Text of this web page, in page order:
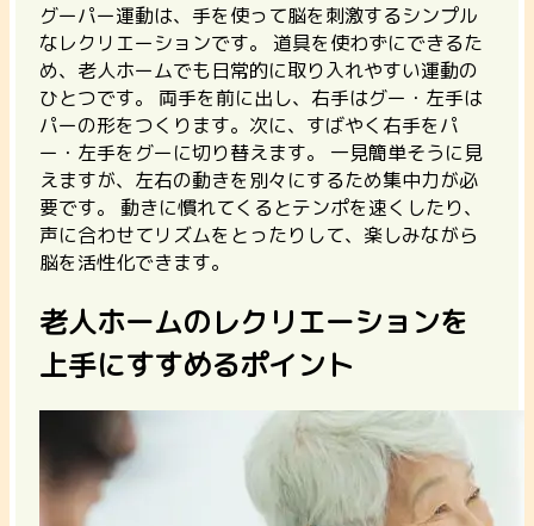
グーパー運動は、手を使って脳を刺激するシンプル
なレクリエーションです。
道具を使わずにできるた
め、老人ホームでも日常的に取り入れやすい運動の
ひとつです。 両手を前に出し、右手はグー・左手は
パーの形をつくります。次に、すばやく右手をパ
ー・左手をグーに切り替えます。 一見簡単そうに見
えますが、左右の動きを別々にするため集中力が必
要です。 動きに慣れてくるとテンポを速くしたり、
声に合わせてリズムをとったりして、楽しみながら
脳を活性化できます。
老人ホームのレクリエーションを
上手にすすめるポイント